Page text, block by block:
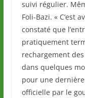
suivi régulier.
Foli-Bazi. « C’est
constaté que
pratiquement
rechargement
dans quelques
pour une
officielle par le